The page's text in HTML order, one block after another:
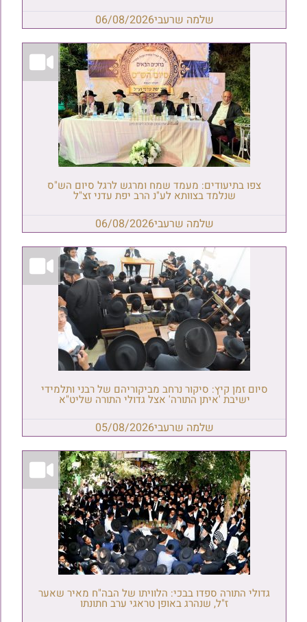
שלמה שרעבי06/08/2026
צפו בתיעודים: מעמד שמח ומרגש לרגל סיום הש"ס
שנלמד בצוותא לע"נ הרב יפת עדני זצ"ל
שלמה שרעבי06/08/2026
סיום זמן קיץ: סיקור נרחב מביקוריהם של רבני ותלמידי
ישיבת 'איתן התורה' אצל גדולי התורה שליט"א
שלמה שרעבי05/08/2026
גדולי התורה ספדו בבכי: הלוויתו של הבה"ח מאיר שאער
ז"ל, שנהרג באופן טראגי ערב חתונתו